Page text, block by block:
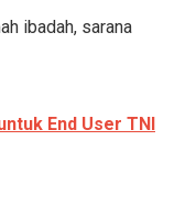
ibadah, sarana
End User TNI